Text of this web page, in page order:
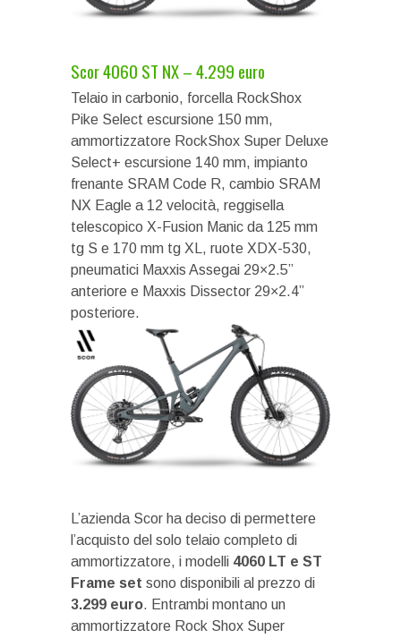
Scor 4060 ST NX – 4.299 euro
Telaio in carbonio, forcella RockShox
Pike Select escursione 150 mm,
ammortizzatore RockShox Super Deluxe
Select+ escursione 140 mm, impianto
frenante SRAM Code R, cambio SRAM
NX Eagle a 12 velocità, reggisella
telescopico X-Fusion Manic da 125 mm
tg S e 170 mm tg XL, ruote XDX-530,
pneumatici Maxxis Assegai 29×2.5”
anteriore e Maxxis Dissector 29×2.4”
posteriore.
L’azienda Scor ha deciso di permettere
l’acquisto del solo telaio completo di
ammortizzatore, i modelli 4060 LT e ST
Frame set sono disponibili al prezzo di
3.299 euro. Entrambi montano un
ammortizzatore Rock Shox Super